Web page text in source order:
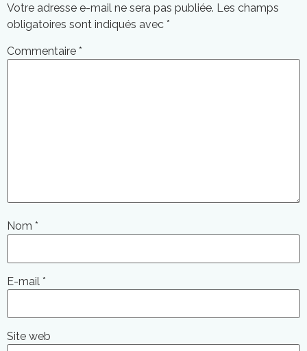
Votre adresse e-mail ne sera pas publiée. Les champs
obligatoires sont indiqués avec *
Commentaire *
Nom *
E-mail *
Site web